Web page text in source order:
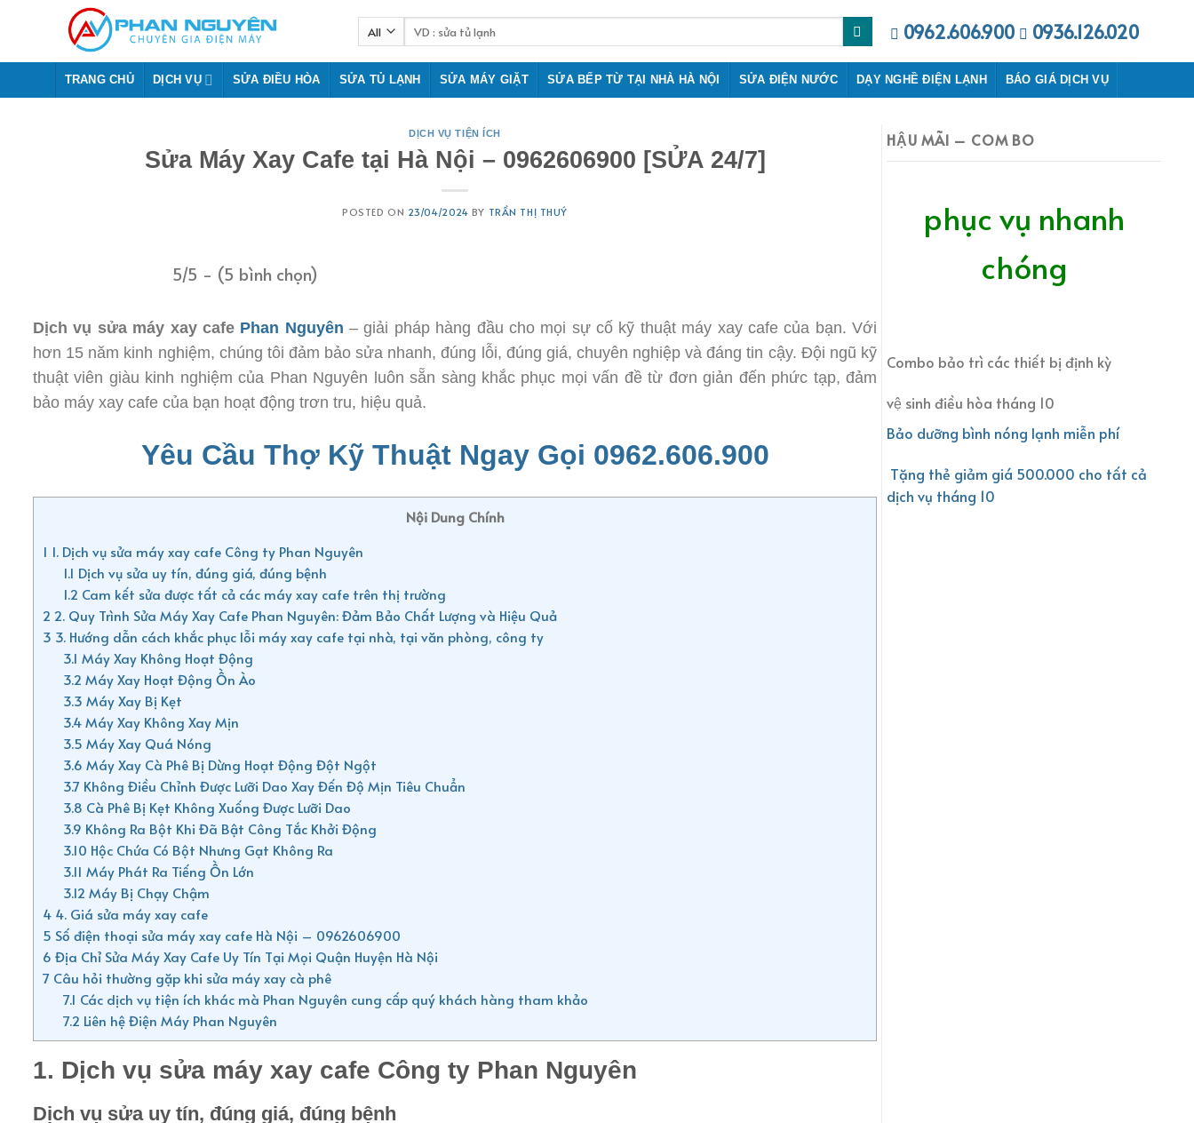
kiếm:
0962.606.900 0936.126.020
TRANG CHỦ DỊCH VỤ SỬA ĐIỀU HÒA SỬA TỦ LẠNH SỬA MÁY GIẶT SỬA BẾP TỪ TẠI NHÀ HÀ NỘI SỬA ĐIỆN NƯỚC DẠY NGHỀ ĐIỆN LẠNH BÁO GIÁ DỊCH VỤ
DỊCH VỤ TIỆN ÍCH
Sửa Máy Xay Cafe tại Hà Nội – 0962606900 [SỬA 24/7]
POSTED ON 23/04/2024 BY TRẦN THỊ THUÝ
5/5 - (5 bình chọn)
Dịch vụ sửa máy xay cafePhan Nguyên – giải pháp hàng đầu cho mọi sự cố kỹ thuật máy xay cafe của bạn. Với
hơn 15 năm kinh nghiệm, chúng tôi đảm bảo sửa nhanh, đúng lỗi, đúng giá, chuyên nghiệp và đáng tin cậy. Đội ngũ kỹ
thuật viên giàu kinh nghiệm của Phan Nguyên luôn sẵn sàng khắc phục mọi vấn đề từ đơn giản đến phức tạp, đảm
bảo máy xay cafe của bạn hoạt động trơn tru, hiệu quả.
Yêu Cầu Thợ Kỹ Thuật Ngay Gọi 0962.606.900
Nội Dung Chính
1 1. Dịch vụ sửa máy xay cafe Công ty Phan Nguyên
1.1 Dịch vụ sửa uy tín, đúng giá, đúng bệnh
1.2 Cam kết sửa được tất cả các máy xay cafe trên thị trường
2 2. Quy Trình Sửa Máy Xay Cafe Phan Nguyên: Đảm Bảo Chất Lượng và Hiệu Quả
3 3. Hướng dẫn cách khắc phục lỗi máy xay cafe tại nhà, tại văn phòng, công ty
3.1 Máy Xay Không Hoạt Động
3.2 Máy Xay Hoạt Động Ồn Ào
3.3 Máy Xay Bị Kẹt
3.4Máy Xay Không Xay Mịn
3.5 Máy Xay Quá Nóng
3.6 Máy Xay Cà Phê Bị Dừng Hoạt Động Đột Ngột
3.7Không Điều Chỉnh Được Lưỡi Dao Xay Đến Độ Mịn Tiêu Chuẩn
3.8 Cà Phê Bị Kẹt Không Xuống Được Lưỡi Dao
3.9 Không Ra Bột Khi Đã Bật Công Tắc Khởi Động
3.10 Hộc Chứa Có Bột Nhưng Gạt Không Ra
3.11 Máy Phát Ra Tiếng Ồn Lớn
3.12 Máy Bị Chạy Chậm
4 4. Giá sửa máy xay cafe
5 Số điện thoại sửa máy xay cafe Hà Nội – 0962606900
6 Địa Chỉ Sửa Máy Xay Cafe Uy Tín Tại Mọi Quận Huyện Hà Nội
7 Câu hỏi thường gặp khi sửa máy xay cà phê
7.1 Các dịch vụ tiện ích khác mà Phan Nguyên cung cấp quý khách hàng tham khảo
7.2 Liên hệ Điện Máy Phan Nguyên
1. Dịch vụ sửa máy xay cafe Công ty Phan Nguyên
Dịch vụ sửa uy tín, đúng giá, đúng bệnh
HẬU MÃI – COM BO
phục vụ nhanh
chóng
Combo bảo trì các thiết bị định kỳ
vệ sinh điều hòa tháng 10
Bảo dưỡng bình nóng lạnh miễn phí
Tặng thẻ giảm giá 500.000 cho tất cả
dịch vụ tháng 10